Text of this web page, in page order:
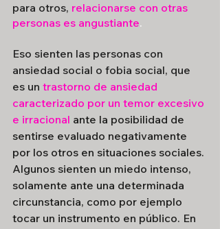
para otros, relacionarse con otras
personas es angustiante.
Eso sienten las personas con
ansiedad social o fobia social, que
es un trastorno de ansiedad
caracterizado por un temor excesivo
e irracional ante la posibilidad de
sentirse evaluado negativamente
por los otros en situaciones sociales.
Algunos sienten un miedo intenso,
solamente ante una determinada
circunstancia, como por ejemplo
tocar un instrumento en público. En